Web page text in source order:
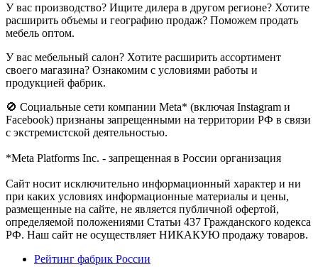
У вас производство? Ищите дилера в другом регионе? Хотите
расширить объемы и географию продаж? Поможем продать
мебель оптом.
У вас мебельный салон? Хотите расширить ассортимент
своего магазина? Ознакомим с условиями работы и
продукцией фабрик.
🚫 Социальные сети компании Meta* (включая Instagram и
Facebook) признаны запрещенными на территории РФ в связи
с экстремистской деятельностью.
*Meta Platforms Inc. - запрещенная в России организация
Cайт носит исключительно информационный характер и ни
при каких условиях информационные материалы и цены,
размещенные на сайте, не является публичной офертой,
определяемой положениями Статьи 437 Гражданского кодекса
РФ. Наш сайт не осуществляет НИКАКУЮ продажу товаров.
Рейтинг фабрик России